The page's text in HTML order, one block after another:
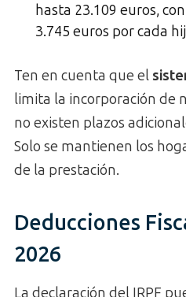
hasta 23.109 euros,
3.745 euros por cada
Ten en cuenta que el
limita la incorporación de
no existen plazos
Solo se mantienen los
de la prestación.
Deducciones
2026
La declaración del IRPF